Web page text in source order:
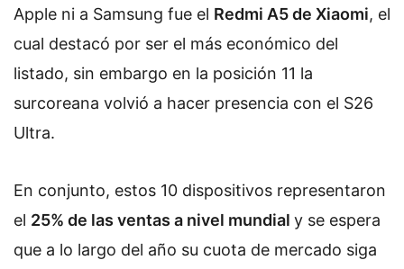
Apple ni a Samsung fue el Redmi A5 de Xiaomi, el
cual destacó por ser el más económico del
listado, sin embargo en la posición 11 la
surcoreana volvió a hacer presencia con el S26
Ultra.
En conjunto, estos 10 dispositivos representaron
el 25% de las ventas a nivel mundial y se espera
que a lo largo del año su cuota de mercado siga